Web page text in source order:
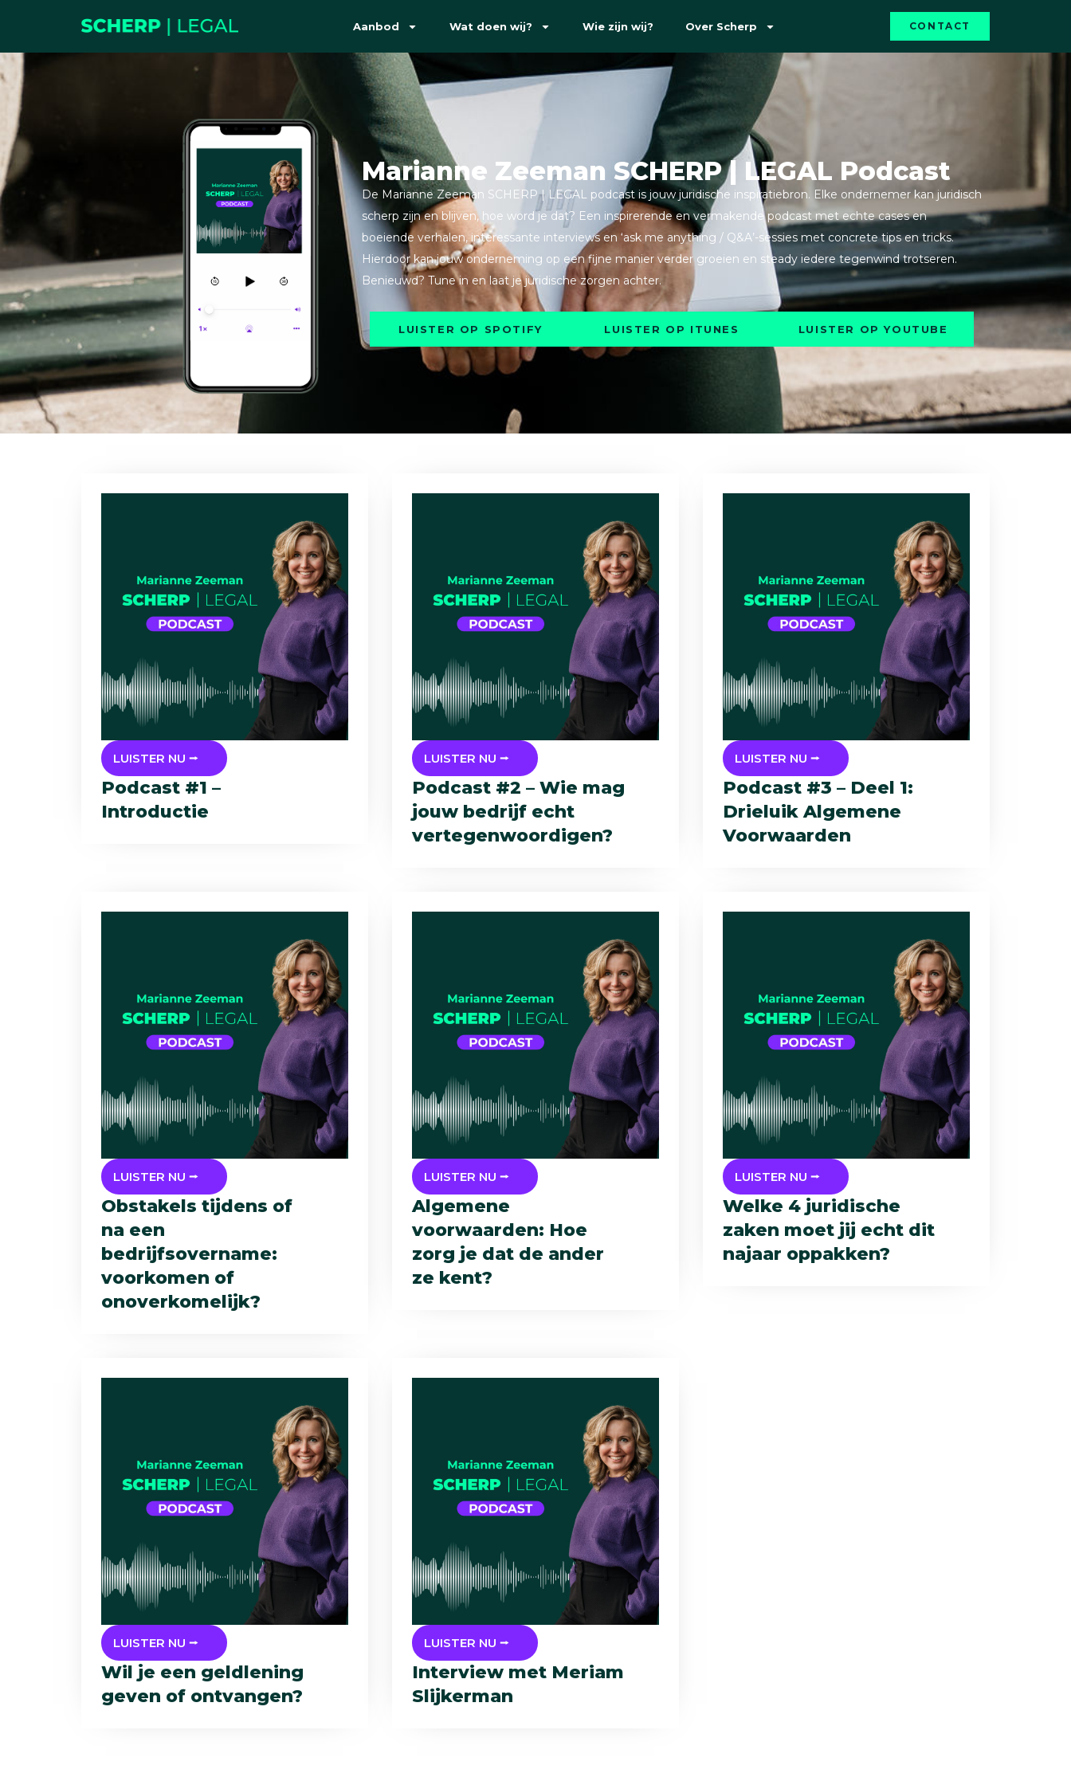
Aanbod Wat doen wij? Wie zijn wij? Over Scherp CONTACT
Marianne Zeeman SCHERP | LEGAL Podcast
De Marianne Zeeman SCHERP | LEGAL podcast is jouw juridische inspiratiebron. Elke ondernemer kan juridisch
scherp zijn en blijven, hoe word je dat? Een inspirerende en vermakende podcast met echte cases en
boeiende verhalen, interessante interviews en ‘ask me anything / Q&A’-sessies met concrete tips en tricks.
Hierdoor kan jouw onderneming op een fijne manier verder groeien en steady iedere tegenwind trotseren.
Benieuwd? Tune in en laat je juridische zorgen achter.
LUISTER OP SPOTIFY LUISTER OP ITUNES LUISTER OP YOUTUBE
LUISTER NU ⭢
Podcast #1 –
Introductie
LUISTER NU ⭢
Podcast #2 – Wie mag
jouw bedrijf echt
vertegenwoordigen?
LUISTER NU ⭢
Podcast #3 – Deel 1:
Drieluik Algemene
Voorwaarden
LUISTER NU ⭢
Obstakels tijdens of
na een
bedrijfsovername:
voorkomen of
onoverkomelijk?
LUISTER NU ⭢
Algemene
voorwaarden: Hoe
zorg je dat de ander
ze kent?
LUISTER NU ⭢
Welke 4 juridische
zaken moet jij echt dit
najaar oppakken?
LUISTER NU ⭢
Wil je een geldlening
geven of ontvangen?
LUISTER NU ⭢
Interview met Meriam
Slijkerman